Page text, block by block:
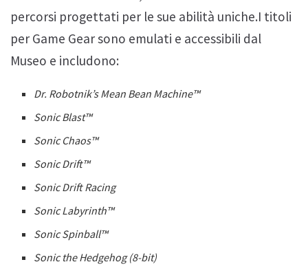
percorsi progettati per le sue abilità uniche.I titoli
per Game Gear sono emulati e accessibili dal
Museo e includono:
Dr. Robotnik’s Mean Bean Machine™
Sonic Blast™
Sonic Chaos™
Sonic Drift™
Sonic Drift Racing
Sonic Labyrinth™
Sonic Spinball™
Sonic the Hedgehog (8-bit)